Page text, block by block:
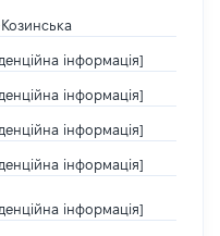
інформація]
інформація]
інформація]
інформація]
інформація]